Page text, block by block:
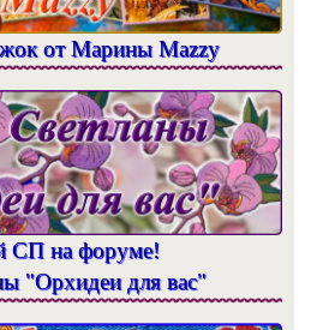
от Марины Mazzy
СП на форуме!
"Орхидеи для вас"